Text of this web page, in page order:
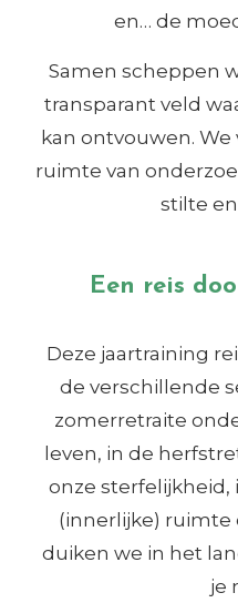
en… de
Samen scheppen
transparant veld
kan ontvouwen.
ruimte van
stilte
Een reis
Deze jaartraining
de verschillende
zomerretraite
leven, in de
onze
(innerlijke) ruimte
duiken we in het
je